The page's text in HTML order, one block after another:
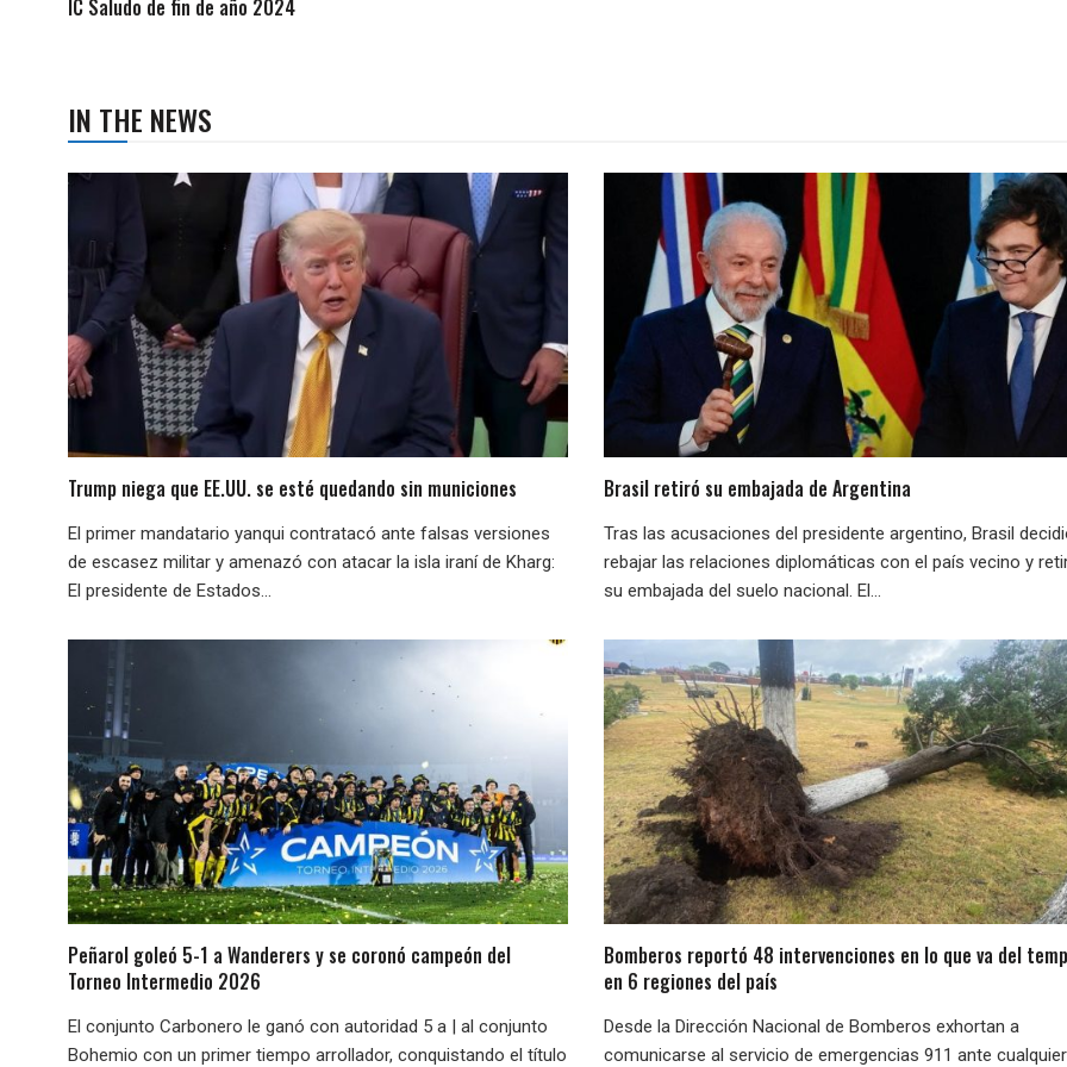
IC Saludo de fin de año 2024
IN THE NEWS
Trump niega que EE.UU. se esté quedando sin municiones
El primer mandatario yanqui contratacó ante falsas versiones
de escasez militar y amenazó con atacar la isla iraní de Kharg:
El presidente de Estados...
Brasil retiró su embajada de Argentina
Tras las acusaciones del presidente argentino, Brasil
rebajar las relaciones diplomáticas con el país vecino y
su embajada del suelo nacional. El...
Peñarol goleó 5-1 a Wanderers y se coronó campeón del
Torneo Intermedio 2026
El conjunto Carbonero le ganó con autoridad 5 a | al conjunto
Bohemio con un primer tiempo arrollador, conquistando el título
Bomberos reportó 48 intervenciones en lo que va del
en 6 regiones del país
Desde la Dirección Nacional de Bomberos exhortan a
comunicarse al servicio de emergencias 911 ante cualquier